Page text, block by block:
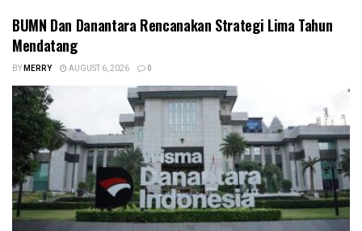
BUMN Dan Danantara Rencanakan Strategi Lima Tahun
Mendatang
BYMERRY AUGUST 6, 2026 0